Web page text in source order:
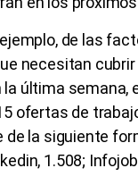
de las
necesitan
última semana,
ofertas de
de la siguiente
1.508;